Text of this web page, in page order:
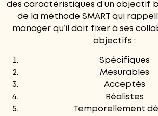
des caractéristiques d’un objectif
de la méthode SMART qui
manager qu’il doit fixer à ses
objectifs :
Spécifiques
Mesurables
Acceptés
Réalistes
Temporellement